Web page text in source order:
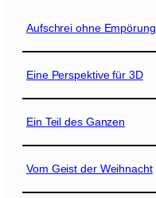
Aufschrei ohne Empörung
Eine Perspektive für 3D
Ein Teil des Ganzen
Vom Geist der Weihnacht